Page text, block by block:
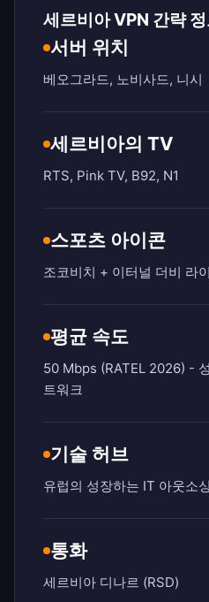
세르비아 VPN 간략
서버 위치
베오그라드, 노비사드, 니시
세르비아의 TV
RTS, Pink TV, B92, N1
스포츠 아이콘
조코비치 + 이터널 더비 라
평균 속도
50 Mbps (RATEL 2026) -
트워크
기술 허브
유럽의 성장하는 IT 아웃소
통화
세르비아 디나르 (RSD)